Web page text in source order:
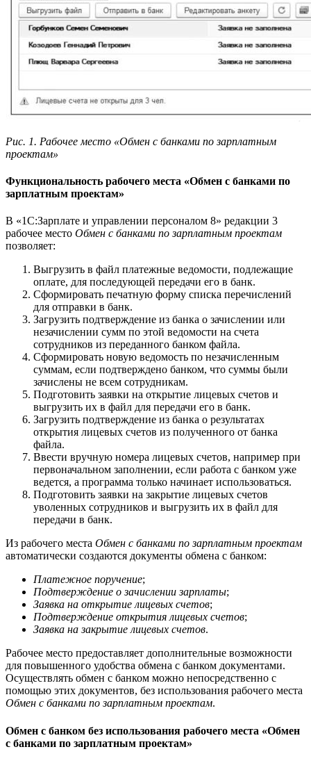
Рис. 1. Рабочее место «Обмен с банками по зарплатным
проектам»
Функциональность рабочего места «Обмен с банками по
зарплатным проектам»
В «1С:Зарплате и управлении персоналом 8» редакции 3
рабочее место Обмен с банками по зарплатным проектам
позволяет:
Выгрузить в файл платежные ведомости, подлежащие
оплате, для последующей передачи его в банк.
Сформировать печатную форму списка перечислений
для отправки в банк.
Загрузить подтверждение из банка о зачислении или
незачислении сумм по этой ведомости на счета
сотрудников из переданного банком файла.
Сформировать новую ведомость по незачисленным
суммам, если подтверждено банком, что суммы были
зачислены не всем сотрудникам.
Подготовить заявки на открытие лицевых счетов и
выгрузить их в файл для передачи его в банк.
Загрузить подтверждение из банка о результатах
открытия лицевых счетов из полученного от банка
файла.
Ввести вручную номера лицевых счетов, например при
первоначальном заполнении, если работа с банком уже
ведется, а программа только начинает использоваться.
Подготовить заявки на закрытие лицевых счетов
уволенных сотрудников и выгрузить их в файл для
передачи в банк.
Из рабочего места Обмен с банками по зарплатным проектам
автоматически создаются документы обмена с банком:
Платежное поручение;
Подтверждение о зачислении зарплаты;
Заявка на открытие лицевых счетов;
Подтверждение открытия лицевых счетов;
Заявка на закрытие лицевых счетов.
Рабочее место предоставляет дополнительные возможности
для повышенного удобства обмена с банком документами.
Осуществлять обмен с банком можно непосредственно с
помощью этих документов, без использования рабочего места
Обмен с банками по зарплатным проектам.
Обмен с банком без использования рабочего места «Обмен
с банками по зарплатным проектам»